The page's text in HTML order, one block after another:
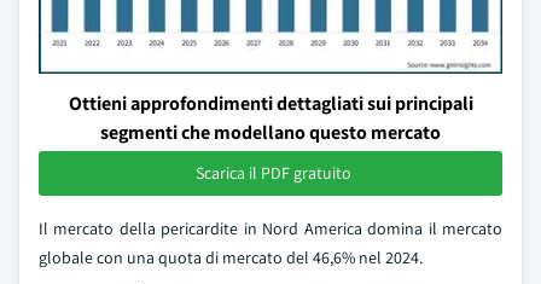
Ottieni approfondimenti dettagliati sui principali
segmenti che modellano questo mercato
Scarica il PDF gratuito
Il mercato della pericardite in Nord America domina il mercato
globale con una quota di mercato del 46,6% nel 2024.